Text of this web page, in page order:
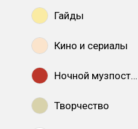
Гайды
Кино и сериалы
Ночной музпостинг
Творчество